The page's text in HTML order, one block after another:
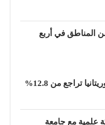
المناطق في أربع
الحكومة:الفقر المدقع في موريتانيا تراجع من 12.8%
علمية مع جامعة